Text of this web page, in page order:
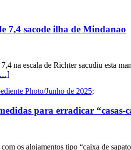
7,4 sacode ilha de Mindanao
na escala de Richter sacudiu esta
para erradicar “casas-
os alojamentos tipo “caixa de